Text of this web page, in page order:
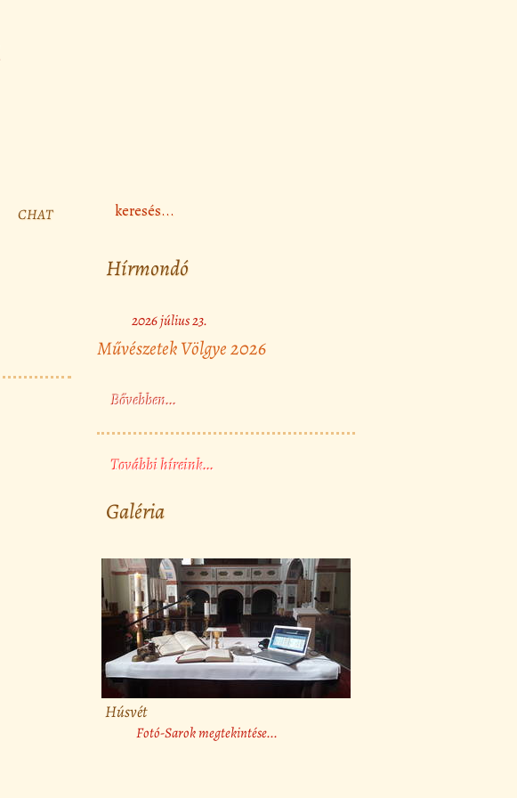
CHAT
Hírmondó
2026 július 23.
Művészetek Völgye 2026
Bővebben...
További híreink...
Galéria
Húsvét
Fotó-Sarok megtekintése...